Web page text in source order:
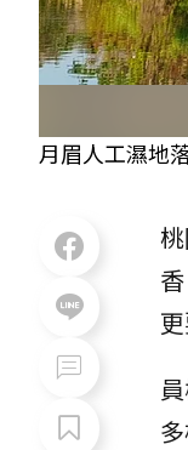
月眉人工濕地